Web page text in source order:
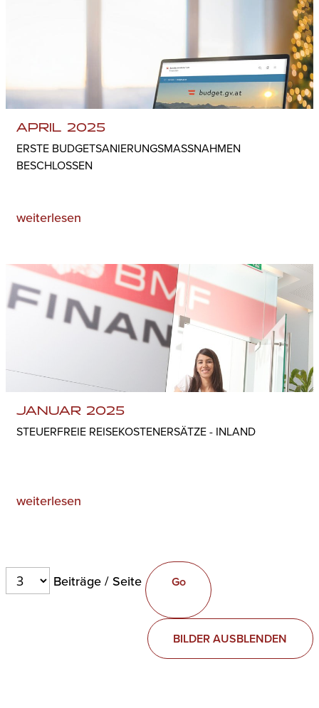
APRIL 2025
ERSTE BUDGETSANIERUNGS­MASSNAHMEN B
ESCHLOSSEN
weiterlesen
JANUAR 2025
STEUERFREIE REISEKOSTENERSÄTZE - INLAND
weiterlesen
Beiträge / Seite
BILDER AUSBLENDEN